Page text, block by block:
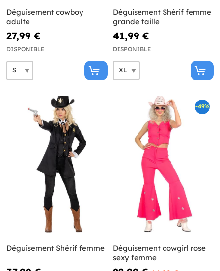
Déguisement cowboy
adulte
27,99 €
DISPONIBLE
Déguisement Shérif femme
grande taille
41,99 €
DISPONIBLE
Déguisement Shérif femme
-49%
Déguisement cowgirl rose
sexy femme